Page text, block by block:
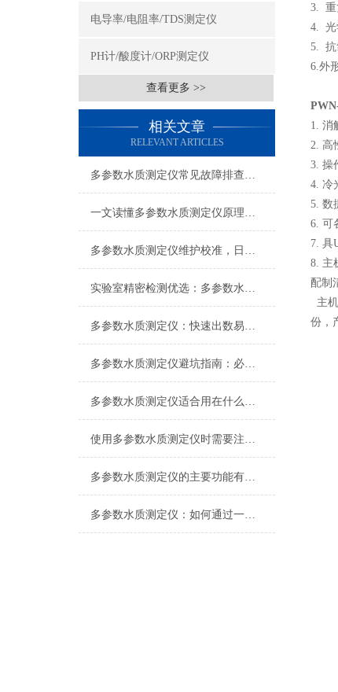
电导率/电阻率/TDS测定仪
PH计/酸度计/ORP测定仪
查看更多 >>
相关文章
RELEVANT ARTICLES
多参数水质测定仪常见故障排查：数值漂移、校准失败、光源老化，一步步教你快速定位并解决日常使用痛点
一文读懂多参数水质测定仪原理：COD、氨氮、总磷同步检测技术解析
多参数水质测定仪维护校准，日常清洁光路校准耗材更换故障排查方法
实验室精密检测优选：多参数水质测定仪简化流程提升检测效率
多参数水质测定仪：快速出数易携带，助力野外水样即时分析
多参数水质测定仪避坑指南：必看检测范围、重复性与质量鉴别要点
多参数水质测定仪适合用在什么场合？
使用多参数水质测定仪时需要注意什么？
多参数水质测定仪的主要功能有哪些？
多参数水质测定仪：如何通过一站式检测提升水质监测效率与准确性
3. 重
4. 光
5. 抗
6.外
消
1. 消
2. 高
3. 操
4. 冷
5. 数
6. 可
7. 具
8. 主
配制
主
份，